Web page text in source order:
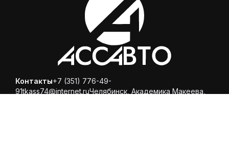
Контакты+7 (351) 776-49-
91tkass74@internet.ruЧелябинск, ​Академика Макеева,